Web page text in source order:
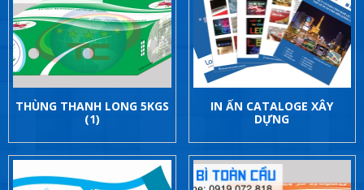
THÙNG THANH LONG 5KGS
(1)
IN ẤN CATALOGE XÂY
DỰNG